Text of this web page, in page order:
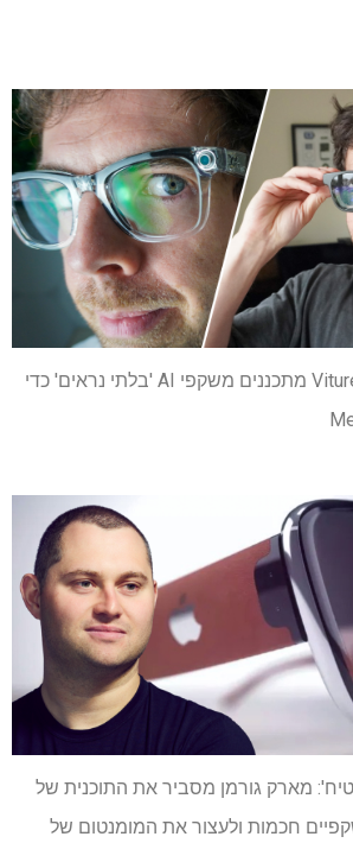
בלעדי: מייסדי Viture מתכננים משקפי AI 'בלתי נראים' כדי
מארק גורמן מסביר את התוכנית של
חכמות ולעצור את המומנטום של